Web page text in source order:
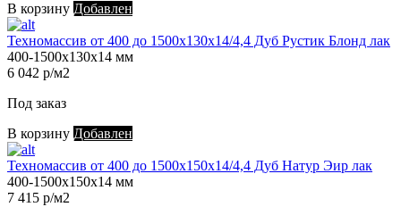
В корзину Добавлен
Техномассив от 400 до 1500х130х14/4,4 Дуб Рустик Блонд лак
400-1500х130х14 мм
6 042 р/м2
Под заказ
В корзину Добавлен
Техномассив от 400 до 1500х150х14/4,4 Дуб Натур Эир лак
400-1500х150х14 мм
7 415 р/м2